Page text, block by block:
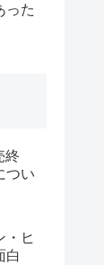
った
終
つい
・ヒ
白